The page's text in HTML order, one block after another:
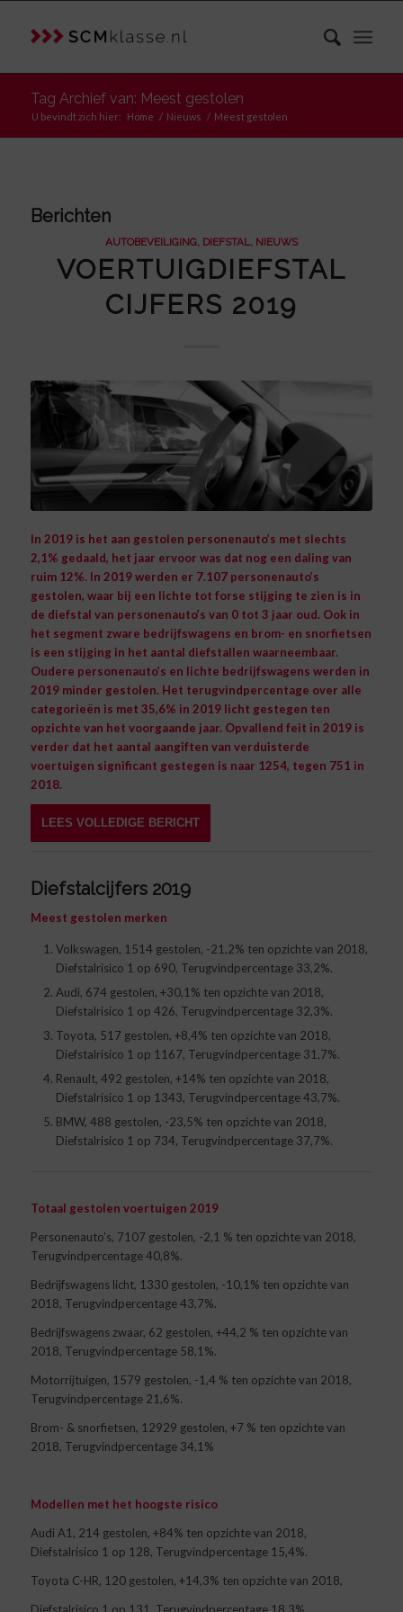
Tag Archief van: Meest gestolen
U bevindt zich hier: Home / Nieuws / Meest gestolen
Berichten
AUTOBEVEILIGING, DIEFSTAL, NIEUWS
VOERTUIGDIEFSTAL
CIJFERS 2019
In 2019 is het aan gestolen personenauto’s met slechts
2,1% gedaald, het jaar ervoor was dat nog een daling van
ruim 12%. In 2019 werden er 7.107 personenauto’s
gestolen, waar bij een lichte tot forse stijging te zien is in
de diefstal van personenauto’s van 0 tot 3 jaar oud. Ook in
het segment zware bedrijfswagens en brom- en snorfietsen
is een stijging in het aantal diefstallen waarneembaar.
Oudere personenauto’s en lichte bedrijfswagens werden in
2019 minder gestolen. Het terugvindpercentage over alle
categorieën is met 35,6% in 2019 licht gestegen ten
opzichte van het voorgaande jaar. Opvallend feit in 2019 is
verder dat het aantal aangiften van verduisterde
voertuigen significant gestegen is naar 1254, tegen 751 in
2018.
LEES VOLLEDIGE BERICHT
Diefstalcijfers 2019
Meest gestolen merken
Volkswagen, 1514 gestolen, -21,2% ten opzichte van 2018,
Diefstalrisico 1 op 690, Terugvindpercentage 33,2%.
Audi, 674 gestolen, +30,1% ten opzichte van 2018,
Diefstalrisico 1 op 426, Terugvindpercentage 32,3%.
Toyota, 517 gestolen, +8,4% ten opzichte van 2018,
Diefstalrisico 1 op 1167, Terugvindpercentage 31,7%.
Renault, 492 gestolen, +14% ten opzichte van 2018,
Diefstalrisico 1 op 1343, Terugvindpercentage 43,7%.
BMW, 488 gestolen, -23,5% ten opzichte van 2018,
Diefstalrisico 1 op 734, Terugvindpercentage 37,7%.
Totaal gestolen voertuigen 2019
Personenauto’s, 7107 gestolen, -2,1 % ten opzichte van 2018,
Terugvindpercentage 40,8%.
Bedrijfswagens licht, 1330 gestolen, -10,1% ten opzichte van
2018, Terugvindpercentage 43,7%.
Bedrijfswagens zwaar, 62 gestolen, +44,2 % ten opzichte van
2018, Terugvindpercentage 58,1%.
Motorrijtuigen, 1579 gestolen, -1,4 % ten opzichte van 2018,
Terugvindpercentage 21,6%.
Brom- & snorfietsen, 12929 gestolen, +7 % ten opzichte van
2018, Terugvindpercentage 34,1%
Modellen met het hoogste risico
Audi A1, 214 gestolen, +84% ten opzichte van 2018,
Diefstalrisico 1 op 128, Terugvindpercentage 15,4%.
Toyota C-HR, 120 gestolen, +14,3% ten opzichte van 2018,